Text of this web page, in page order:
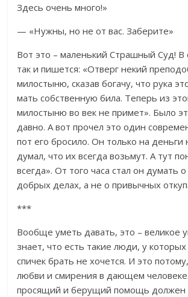
Здесь очень много!»
— «Нужны, но не от вас. Заберите»
Вот это – маленький Страшный Суд!
так и пишется: «Отверг некий
милостыню, сказав богачу, что рука
мать собственную била. Теперь из
милостыню во век не примет». Было
давно. А вот прочел это один
пот его бросило. Он только на деньги
думал, что их всегда возьмут. А тут
всегда». От того часа стал он думать
добрых делах, а не о привычных
***
Вообще уметь давать, это – великое
знает, что есть такие люди, у
спичек брать не хочется. И это
любви и смирения в дающем
просящий и берущий помощь должен